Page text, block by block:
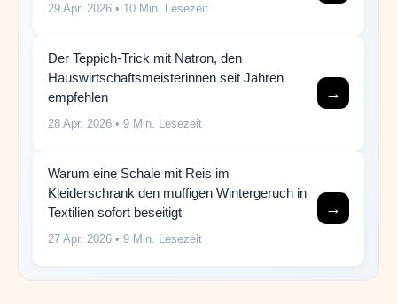
29 Apr. 2026 • 10 Min. Lesezeit
Der Teppich-Trick mit Natron, den
Hauswirtschaftsmeisterinnen seit Jahren
empfehlen
28 Apr. 2026 • 9 Min. Lesezeit
→
Warum eine Schale mit Reis im
Kleiderschrank den muffigen Wintergeruch in
Textilien sofort beseitigt
27 Apr. 2026 • 9 Min. Lesezeit
→